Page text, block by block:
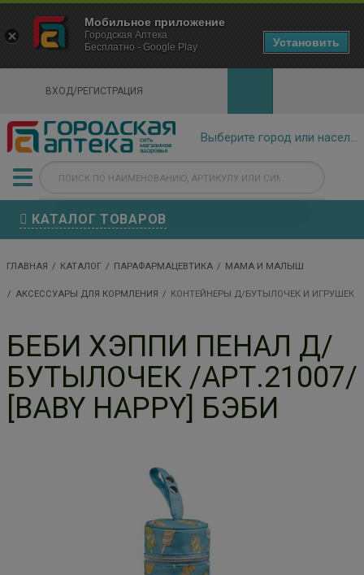
ВХОД/РЕГИСТРАЦИЯ
КАТАЛОГ ТОВАРОВ
ГЛАВНАЯ КАТАЛОГ ПАРАФАРМАЦЕВТИКА МАМА И МАЛЫШ
АКСЕССУАРЫ ДЛЯ КОРМЛЕНИЯ КОНТЕЙНЕРЫ Д/БУТЫЛОЧЕК И ИГРУШЕК
БЕБИ ХЭППИ ПЕНАЛ Д/
БУТЫЛОЧЕК /АРТ.21007/
[BABY HAPPY] БЭБИ
×
Городская Аптека Маркетплейс
- In Google Play
Мобильное приложение
Городская Аптека
Бесплатно - Google Play
Установить